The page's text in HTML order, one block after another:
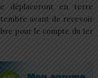
déplaceront en terre
avant de recevoir
pour le compte du 1er